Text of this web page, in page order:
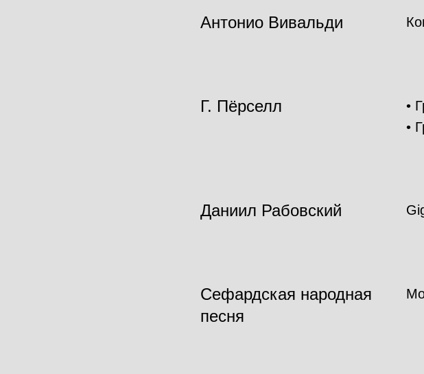
Антонио Вивальди
Г. Пёрселл
•
•
Даниил Рабовский
Сефардская народная
песня